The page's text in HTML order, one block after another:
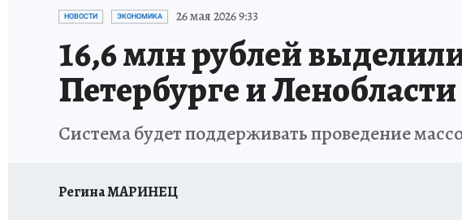
ПЕТЕРБУРГСКАЯ СТРОЙКА
НОВОСТИ ЭКОНОМИКА 26 мая 2026 9:33
16,6 млн рублей
Петербурге и Ленобласти
Система будет поддерживать проведение
Регина МАРИНЕЦ